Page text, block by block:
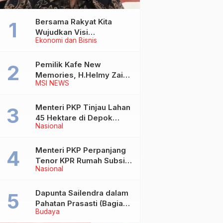
Ekonomi dan Bisnis
Bersama Rakyat Kita
Wujudkan Visi
Kementerian ATR/BPN
MSI NEWS
Pemilik Kafe New
Memories, H.Helmy Zain
Wafat
Nasional
Menteri PKP Tinjau Lahan
45 Hektare di Depok
untuk Pembangunan
Nasional
Menteri PKP Perpanjang
Tenor KPR Rumah Subsidi
hingga 30 Tahun
Budaya
Dapunta Sailendra dalam
Pahatan Prasasti (Bagian
1)